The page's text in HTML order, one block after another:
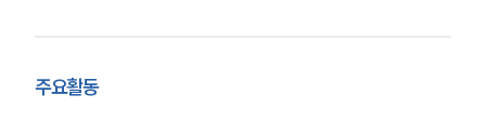
주요활동